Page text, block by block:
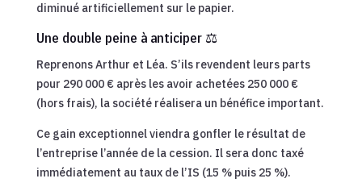
diminué artificiellement sur le papier.
Une double peine à anticiper ⚖️
Reprenons Arthur et Léa. S’ils revendent leurs parts
pour 290 000 € après les avoir achetées 250 000 €
(hors frais), la société réalisera un bénéfice important.
Ce gain exceptionnel viendra gonfler le résultat de
l’entreprise l’année de la cession. Il sera donc taxé
immédiatement au taux de l’IS (15 % puis 25 %).